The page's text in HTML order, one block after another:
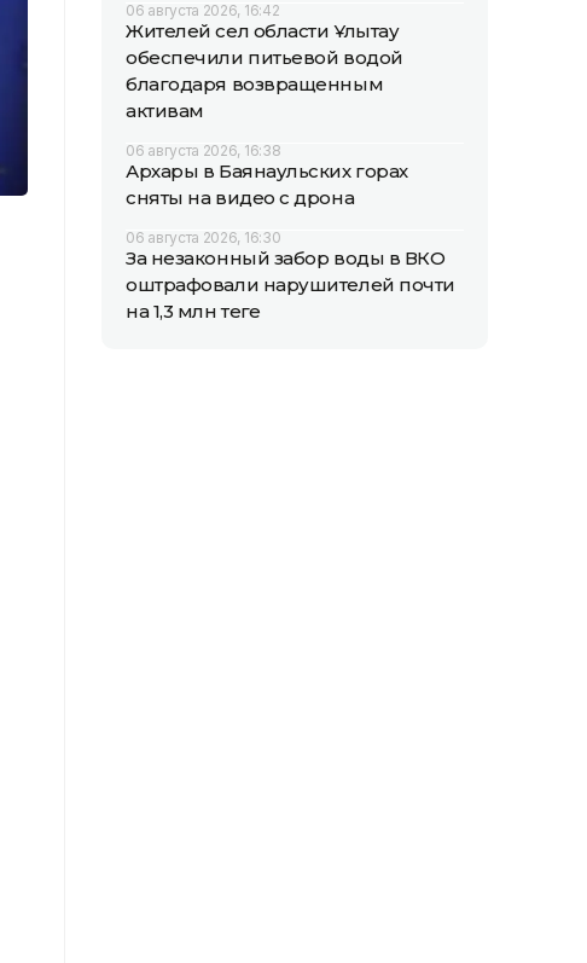
06 августа 2026, 16:42
Жителей сел области Ұлытау
обеспечили питьевой водой
благодаря возвращенным
активам
06 августа 2026, 16:38
Архары в Баянаульских горах
сняты на видео с дрона
06 августа 2026, 16:30
За незаконный забор воды в ВКО
оштрафовали нарушителей почти
на 1,3 млн теңге